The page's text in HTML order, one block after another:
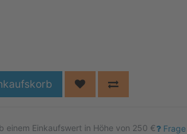
einem Einkaufswert in Höhe von 250 €